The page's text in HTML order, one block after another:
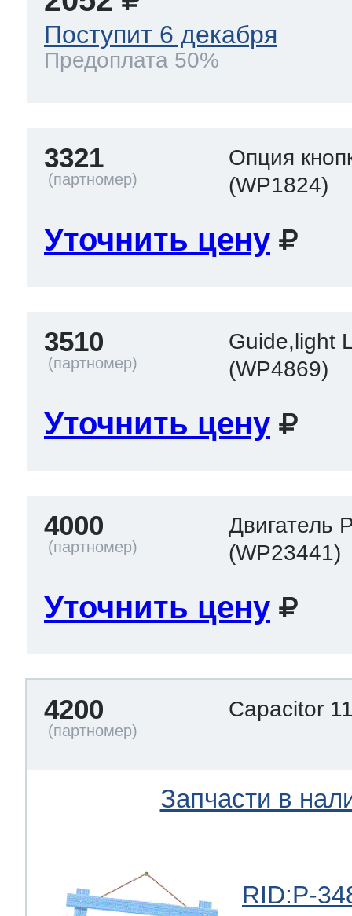
Поступит 6 декабря
Предоплата 50%
3321
Опция
(WP1824)
Уточнить цену
3510
Guide,light
(WP4869)
Уточнить цену
4000
Двигатель
(WP23441)
Уточнить цену
4200 Capacitor
Запчасти в
RID:P-